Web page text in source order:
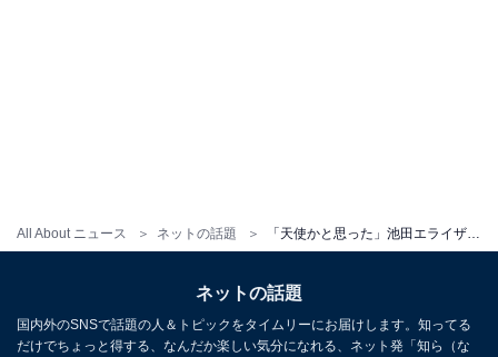
All About ニュース ネットの話題
ネットの話題
国内外のSNSで話題の人＆トピックをタイムリーにお届けします。知ってる
だけでちょっと得する、なんだか楽しい気分になれる、ネット発「知ら（な